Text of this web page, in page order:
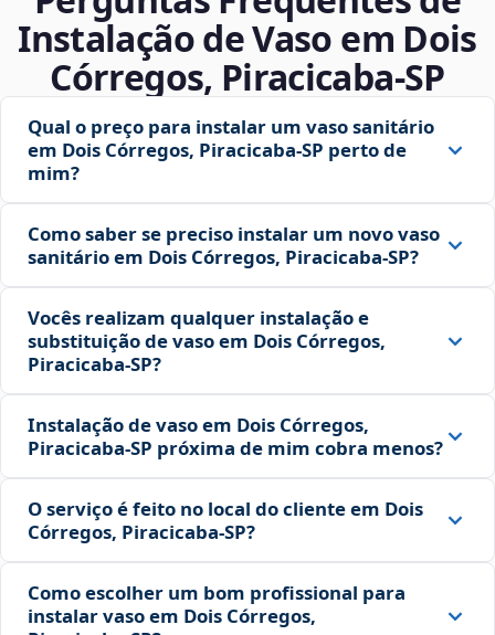
Instalação de Vaso em Dois
Córregos, Piracicaba‑SP
Qual o preço para instalar um vaso sanitário
em Dois Córregos, Piracicaba‑SP perto de
mim?
Como saber se preciso instalar um novo vaso
sanitário em Dois Córregos, Piracicaba‑SP?
Vocês realizam qualquer instalação e
substituição de vaso em Dois Córregos,
Piracicaba‑SP?
Instalação de vaso em Dois Córregos,
Piracicaba‑SP próxima de mim cobra menos?
O serviço é feito no local do cliente em Dois
Córregos, Piracicaba‑SP?
Como escolher um bom profissional para
instalar vaso em Dois Córregos,